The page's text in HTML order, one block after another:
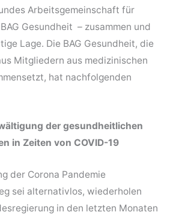
Arbeitsgemeinschaft für
Gesundheit – zusammen und
Lage. Die BAG Gesundheit, die
Mitgliedern aus medizinischen
hat nachfolgenden
der gesundheitlichen
in Zeiten von COVID-19
der Corona Pandemie
sei alternativlos, wiederholen
in den letzten Monaten